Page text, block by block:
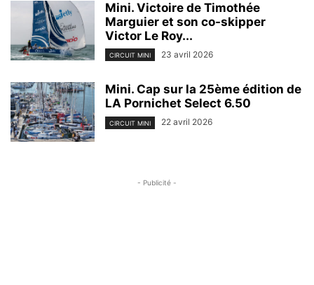
Mini. Victoire de Timothée
Marguier et son co-skipper
Victor Le Roy...
CIRCUIT MINI 23 avril 2026
Mini. Cap sur la 25ème édition de
LA Pornichet Select 6.50
CIRCUIT MINI 22 avril 2026
- Publicité -